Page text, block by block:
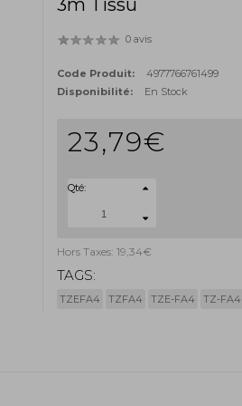
3m Tissu
0 avis
Code Produit:
4977766761499
Disponibilité:
En Stock
23,79€
Qté:
Hors Taxes: 19,34€
TAGS:
TZEFA4 TZFA4 TZE-FA4 TZ-FA4